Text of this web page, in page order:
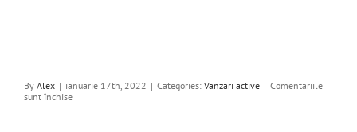
By Alex | ianuarie 17th, 2022 | Categories: Vanzari active | Comentariile
sunt închisepentru
DE